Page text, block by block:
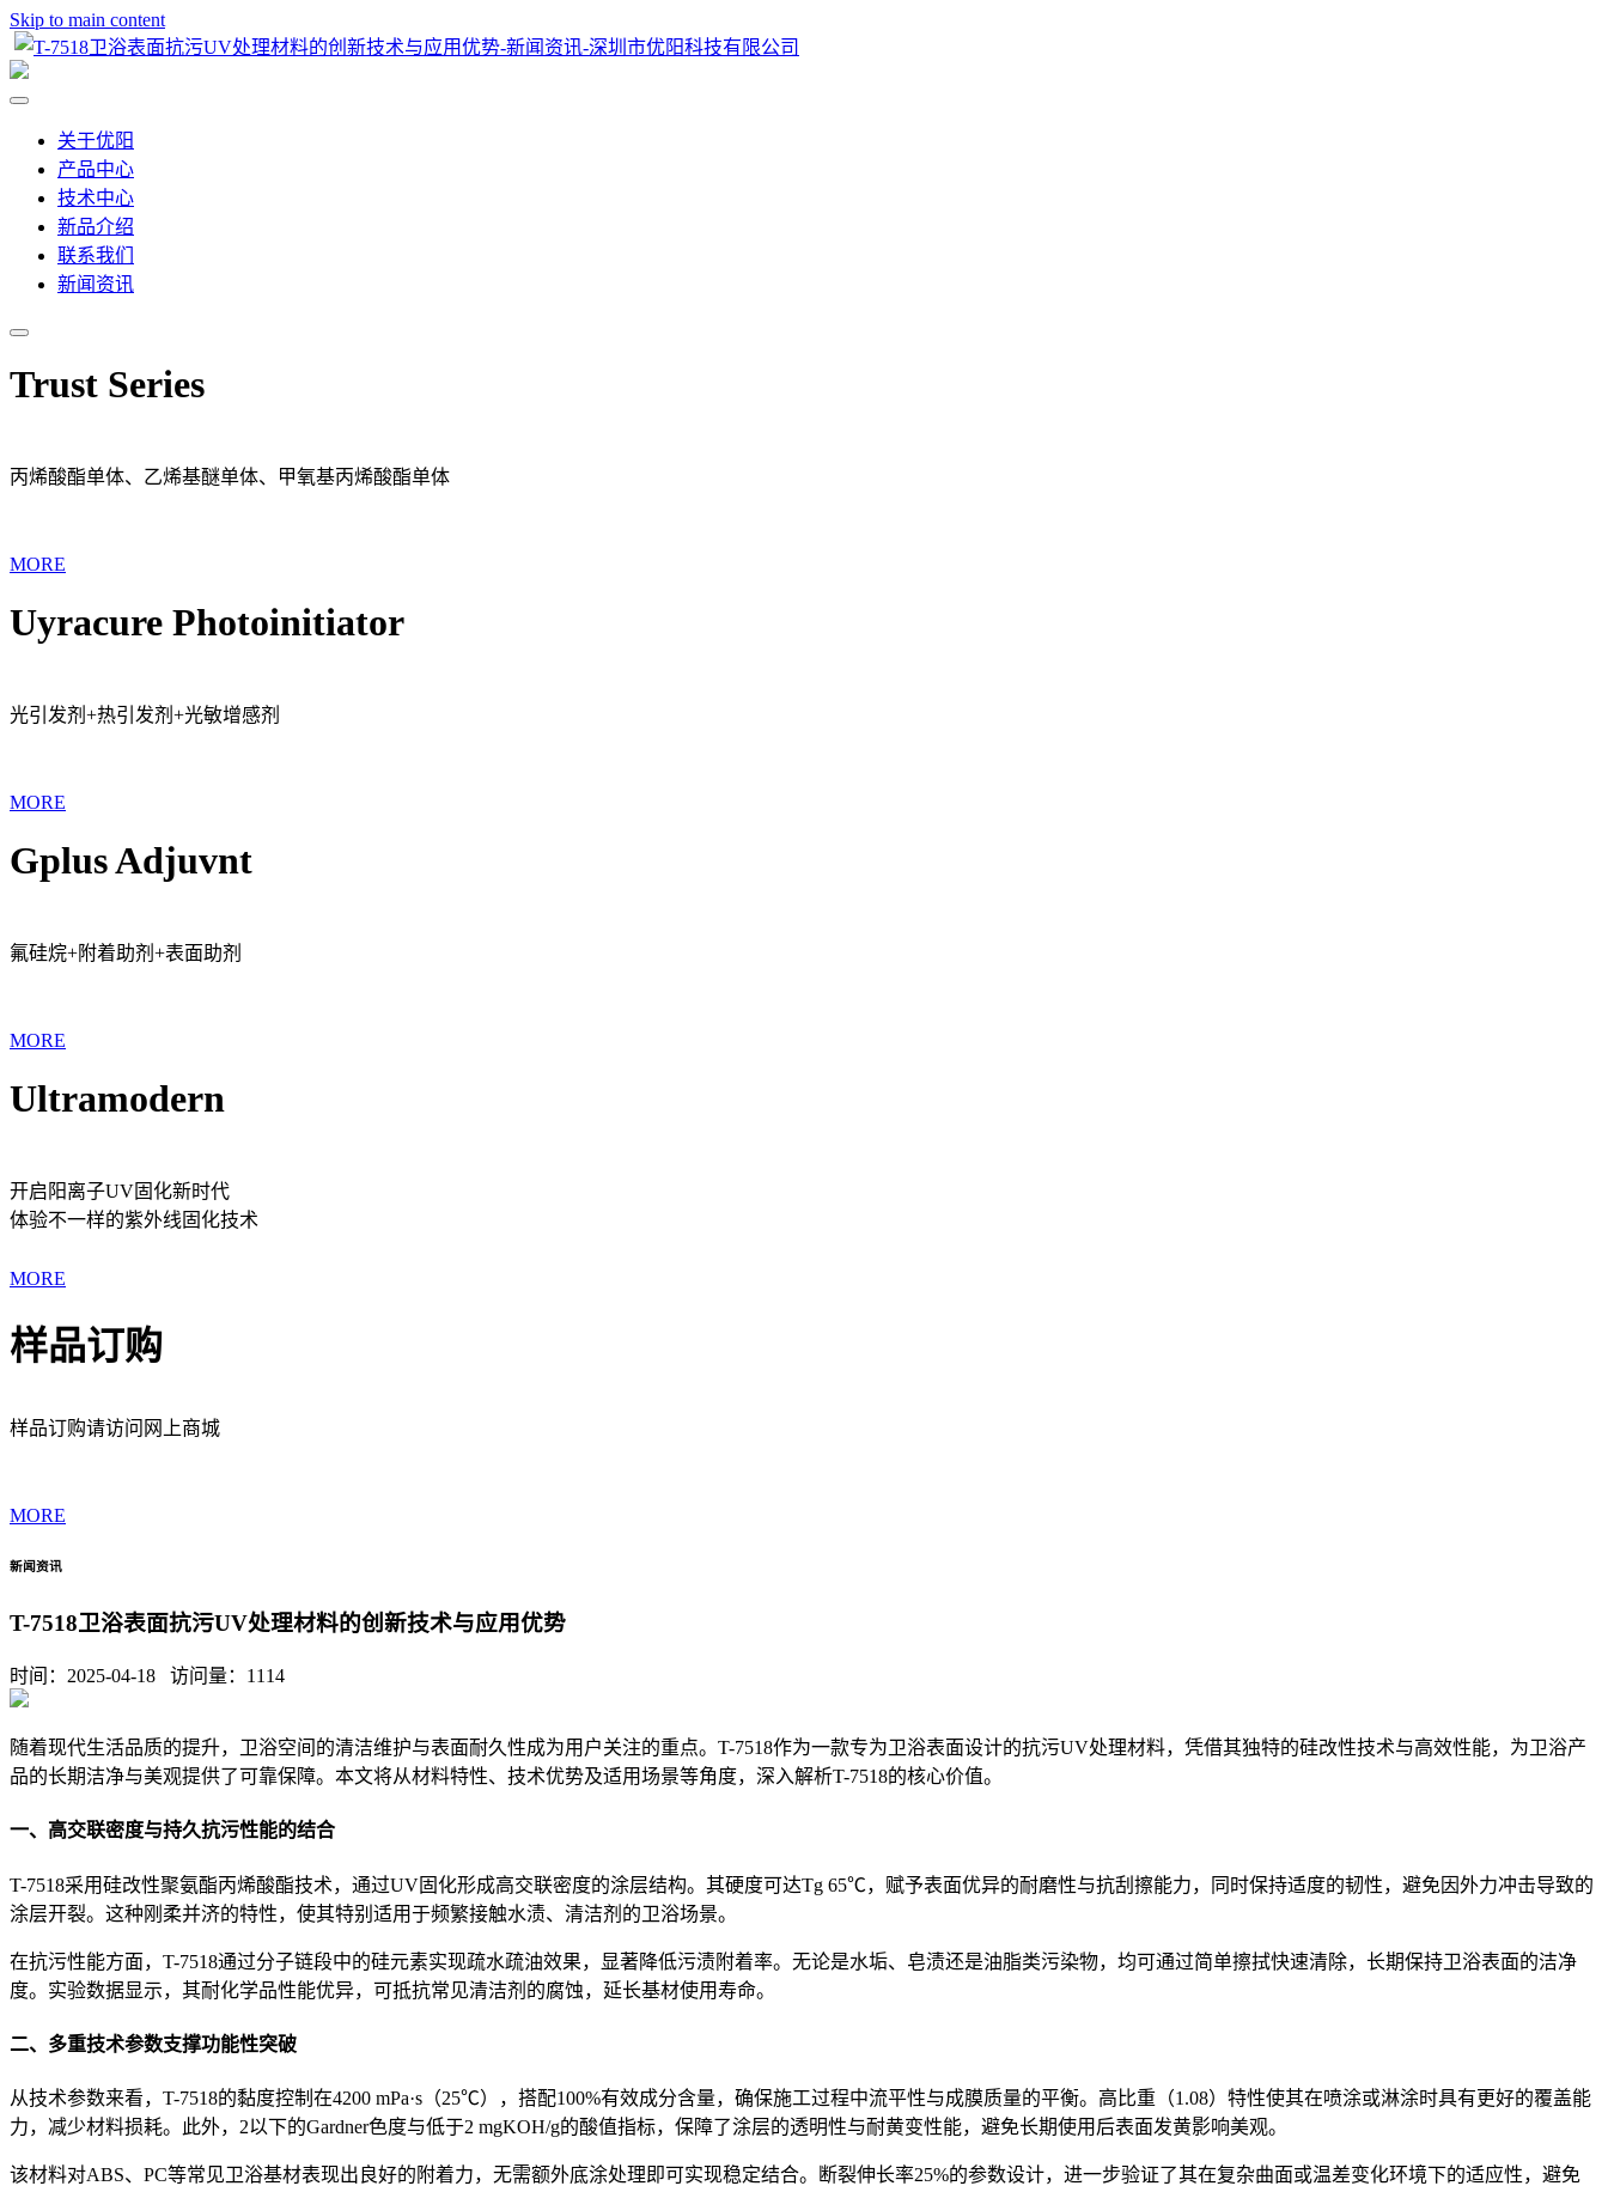
Skip to main content
关于优阳
产品中心
技术中心
新品介绍
联系我们
新闻资讯
Trust Series
丙烯酸酯单体、乙烯基醚单体、甲氧基丙烯酸酯单体
MORE
Uyracure Photoinitiator
光引发剂+热引发剂+光敏增感剂
MORE
Gplus Adjuvnt
氟硅烷+附着助剂+表面助剂
MORE
Ultramodern
开启阳离子UV固化新时代
体验不一样的紫外线固化技术
MORE
样品订购
样品订购请访问网上商城
MORE
新闻资讯
T-7518卫浴表面抗污UV处理材料的创新技术与应用优势
时间：2025-04-18 访问量： 1114
随着现代生活品质的提升，卫浴空间的清洁维护与表面耐久性成为用户关注的重点。T-7518作为一款专为卫浴表面设计的抗污UV处理材料，凭借其独特的硅改性技术与高效性能，为卫浴产
品的长期洁净与美观提供了可靠保障。本文将从材料特性、技术优势及适用场景等角度，深入解析T-7518的核心价值。
一、高交联密度与持久抗污性能的结合
T-7518采用硅改性聚氨酯丙烯酸酯技术，通过UV固化形成高交联密度的涂层结构。其硬度可达Tg 65℃，赋予表面优异的耐磨性与抗刮擦能力，同时保持适度的韧性，避免因外力冲击导致的
涂层开裂。这种刚柔并济的特性，使其特别适用于频繁接触水渍、清洁剂的卫浴场景。
在抗污性能方面，T-7518通过分子链段中的硅元素实现疏水疏油效果，显著降低污渍附着率。无论是水垢、皂渍还是油脂类污染物，均可通过简单擦拭快速清除，长期保持卫浴表面的洁净
度。实验数据显示，其耐化学品性能优异，可抵抗常见清洁剂的腐蚀，延长基材使用寿命。
二、多重技术参数支撑功能性突破
从技术参数来看，T-7518的黏度控制在4200 mPa·s（25℃），搭配100%有效成分含量，确保施工过程中流平性与成膜质量的平衡。高比重（1.08）特性使其在喷涂或淋涂时具有更好的覆盖能
力，减少材料损耗。此外，2以下的Gardner色度与低于2 mgKOH/g的酸值指标，保障了涂层的透明性与耐黄变性能，避免长期使用后表面发黄影响美观。
该材料对ABS、PC等常见卫浴基材表现出良好的附着力，无需额外底涂处理即可实现稳定结合。断裂伸长率25%的参数设计，进一步验证了其在复杂曲面或温差变化环境下的适应性，避免